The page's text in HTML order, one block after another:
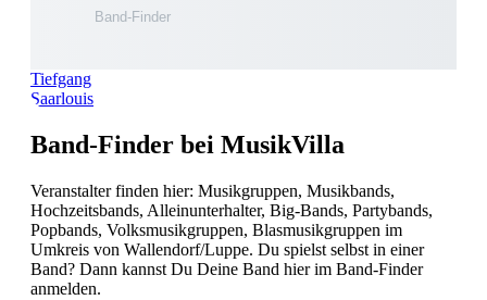
Tiefgang
Saarlouis
Band-Finder bei MusikVilla
Veranstalter finden hier: Musikgruppen, Musikbands,
Hochzeitsbands, Alleinunterhalter, Big-Bands, Partybands,
Popbands, Volksmusikgruppen, Blasmusikgruppen im
Umkreis von Wallendorf/Luppe. Du spielst selbst in einer
Band? Dann kannst Du Deine Band hier im Band-Finder
anmelden.